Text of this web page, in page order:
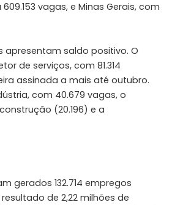
vagas, e Minas Gerais, com
apresentam saldo positivo. O
de serviços, com 81.314
assinada a mais até outubro.
com 40.679 vagas, o
(20.196) e a
gerados 132.714 empregos
de 2,22 milhões de